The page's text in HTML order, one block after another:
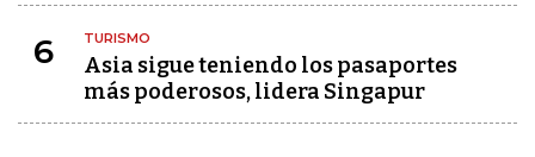
6 TURISMO
Asia sigue teniendo los pasaportes
más poderosos, lidera Singapur